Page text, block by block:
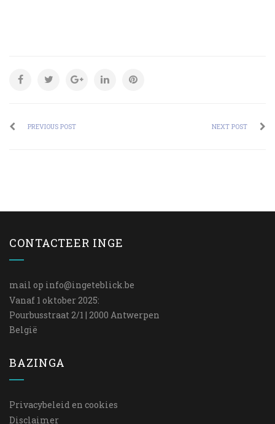
PREVIOUS POST NEXT POST
CONTACTEER INGE
mail op info@ingeteblick.be
Vanaf 1 oktober 2025:
Pourbusstraat 2/1 | 2000 Antwerpen
België
BAZINGA
Privacybeleid en cookies
Disclaimer